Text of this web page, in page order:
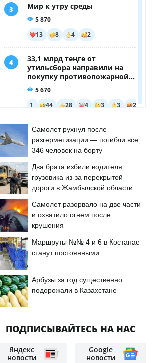
Самолет рухнул после
разгерметизации — погибли все
346 человек на борту
Два брата избили водителя
грузовика из-за перекрытой
дороги в Жамбылской области:
Самолет разорвало на две части
и охватило огнем после
крушения
Маршруты №№ 4 и 6 в Костанае
станут постоянными
Арбузы за год существенно
подорожали в Казахстане
ПОДПИСЫВАЙТЕСЬ НА НАС
Яндекс
новости
Google
новости